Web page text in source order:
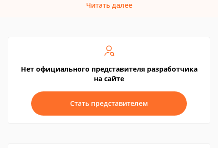
Читать далее
Нет официального представителя разработчика
на сайте
Стать представителем